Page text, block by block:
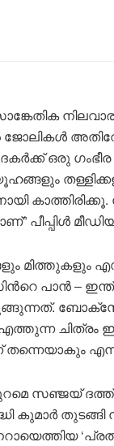
ഒരു
കാത്തിരിക്കൂ.
പീപ്പിൾ
മിത്തുകളും
പാൻ –
ചിത്രം
തന്നെയാകും
സഞ്ജയ്
കുമാർ തുടങ്ങി